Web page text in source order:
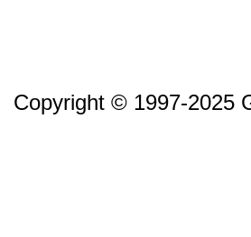
Copyright © 1997-2025